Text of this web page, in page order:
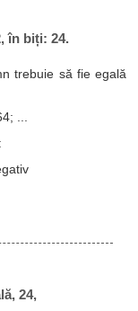
în biți: 24.
trebuie să fie egală
...
24,